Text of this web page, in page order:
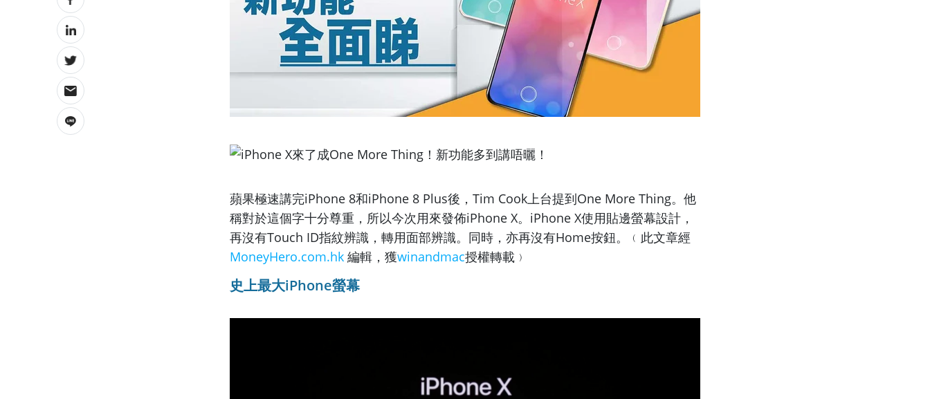
蘋果極速講完iPhone 8和iPhone 8 Plus後，Tim Cook上台提到One More Thing。他
稱對於這個字十分尊重，所以今次用來發佈iPhone X。iPhone X使用貼邊螢幕設計，
再沒有Touch ID指紋辨識，轉用面部辨識。同時，亦再沒有Home按鈕。﹙此文章經
MoneyHero.com.hk 編輯，獲winandmac授權轉載﹚
史上最大iPhone螢幕